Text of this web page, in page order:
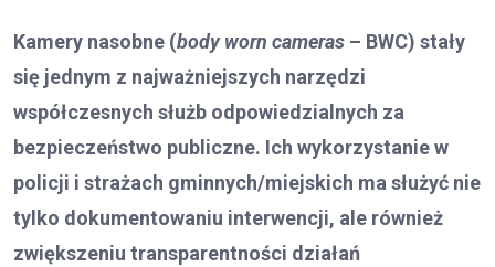
Kamery nasobne (body worn cameras – BWC) stały
się jednym z najważniejszych narzędzi
współczesnych służb odpowiedzialnych za
bezpieczeństwo publiczne. Ich wykorzystanie w
policji i strażach gminnych/miejskich ma służyć nie
tylko dokumentowaniu interwencji, ale również
zwiększeniu transparentności działań